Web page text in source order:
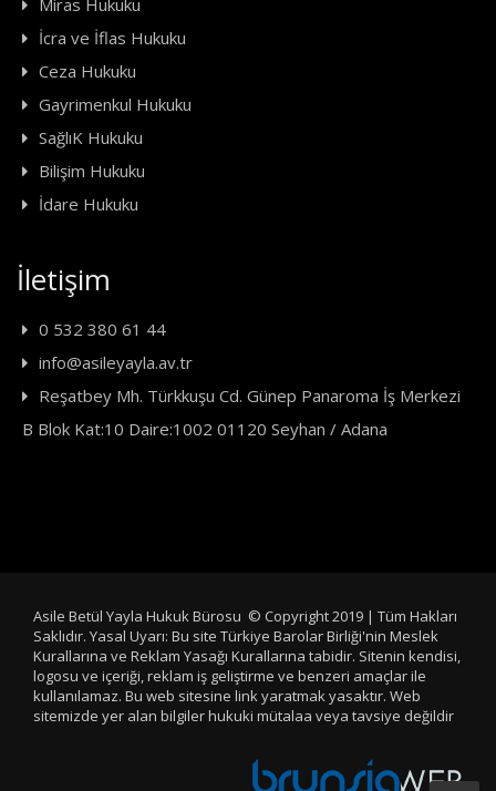
İcra ve İflas Hukuku
Ceza Hukuku
Gayrimenkul Hukuku
SağlıK Hukuku
Bilişim Hukuku
İdare Hukuku
İletişim
0 532 380 61 44
info@asileyayla.av.tr
Reşatbey Mh. Türkkuşu Cd. Günep Panaroma İş Merkezi
B Blok Kat:10 Daire:1002 01120 Seyhan / Adana
Asile Betül Yayla Hukuk Bürosu © Copyright 2019 | Tüm Hakları
Saklıdır. Yasal Uyarı: Bu site Türkiye Barolar Birliği'nin Meslek
Kurallarına ve Reklam Yasağı Kurallarına tabidir. Sitenin kendisi,
logosu ve içeriği, reklam iş geliştirme ve benzeri amaçlar ile
kullanılamaz. Bu web sitesine link yaratmak yasaktır. Web
sitemizde yer alan bilgiler hukuki mütalaa veya tavsiye değildir